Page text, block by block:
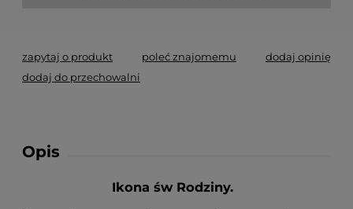
zapytaj o produkt poleć znajomemu
dodaj opinię
dodaj do przechowalni
Opis
Ikona św Rodziny.